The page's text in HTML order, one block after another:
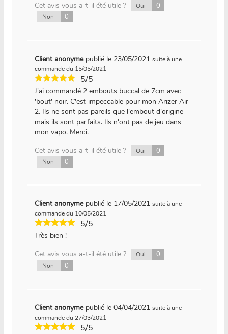
Cet avis vous a-t-il été utile ?
Oui 0
Non 0
Client anonyme publié le 23/05/2021 suite à une
commande du 15/05/2021
5/5
J'ai commandé 2 embouts buccal de 7cm avec
'bout' noir. C'est impeccable pour mon Arizer Air
2. Ils ne sont pas pareils que l'embout d'origine
mais ils sont parfaits. Ils n'ont pas de jeu dans
mon vapo. Merci.
Cet avis vous a-t-il été utile ?
Oui 0
Non 0
Client anonyme publié le 17/05/2021 suite à une
commande du 10/05/2021
5/5
Très bien !
Cet avis vous a-t-il été utile ?
Oui 0
Non 0
Client anonyme publié le 04/04/2021 suite à une
commande du 27/03/2021
5/5